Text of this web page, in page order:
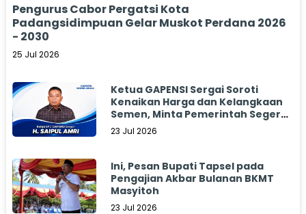
Pengurus Cabor Pergatsi Kota
Padangsidimpuan Gelar Muskot Perdana 2026
- 2030
25 Jul 2026
Ketua GAPENSI Sergai Soroti
Kenaikan Harga dan Kelangkaan
Semen, Minta Pemerintah Segera
Bertindak
23 Jul 2026
Ini, Pesan Bupati Tapsel pada
Pengajian Akbar Bulanan BKMT
Masyitoh
23 Jul 2026